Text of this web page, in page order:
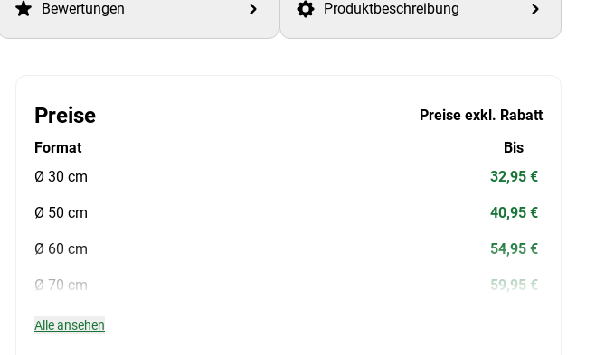
Bewertungen Produktbeschreibung
Preise
Preise exkl. Rabatt
Format
Ø 30 cm
Ø 50 cm
Ø 60 cm
Ø 70 cm
Bis
32,95 €
40,95 €
54,95 €
59,95 €
Alle ansehen